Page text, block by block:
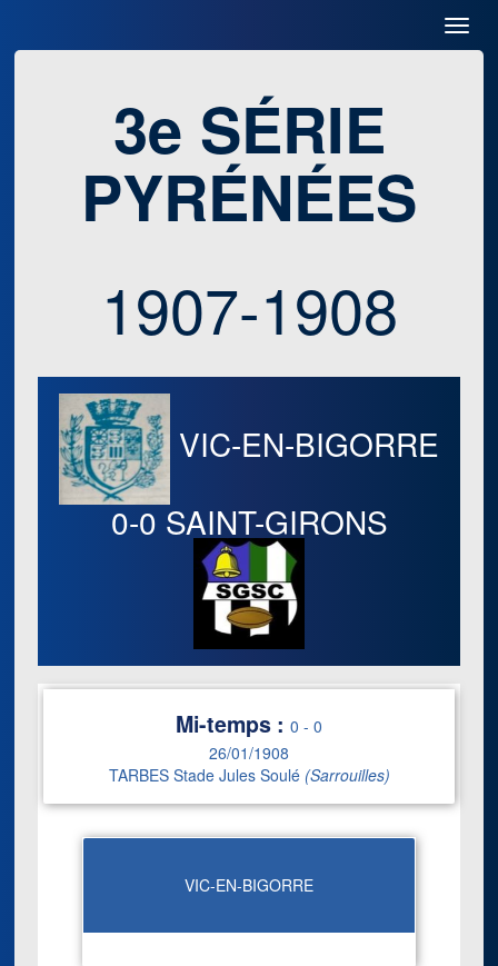
3e SÉRIE
PYRÉNÉES
1907-1908
VIC-EN-BIGORRE
0-0 SAINT-GIRONS
Mi-temps : 0 - 0
26/01/1908
TARBES Stade Jules Soulé (Sarrouilles)
VIC-EN-BIGORRE